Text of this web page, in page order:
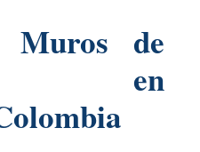
Muros de
en